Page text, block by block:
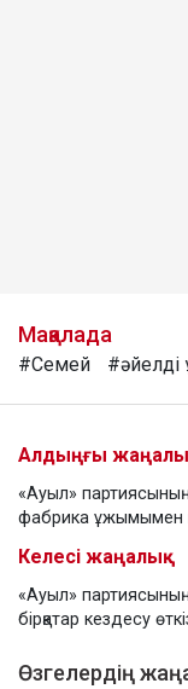
Мақалада
#Семей #әйелді
Алдыңғы
«Ауыл» партиясының
фабрика ұжымымен
Келесі жаңалық
«Ауыл»
бірқатар кездесу